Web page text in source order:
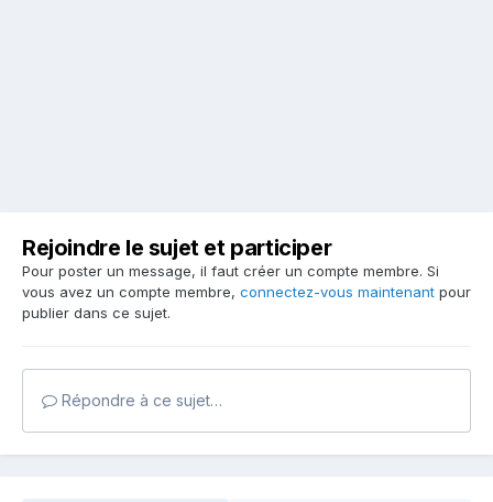
Rejoindre le sujet et participer
Pour poster un message, il faut créer un compte membre. Si
vous avez un compte membre, connectez-vous maintenant pour
publier dans ce sujet.
Répondre à ce sujet…